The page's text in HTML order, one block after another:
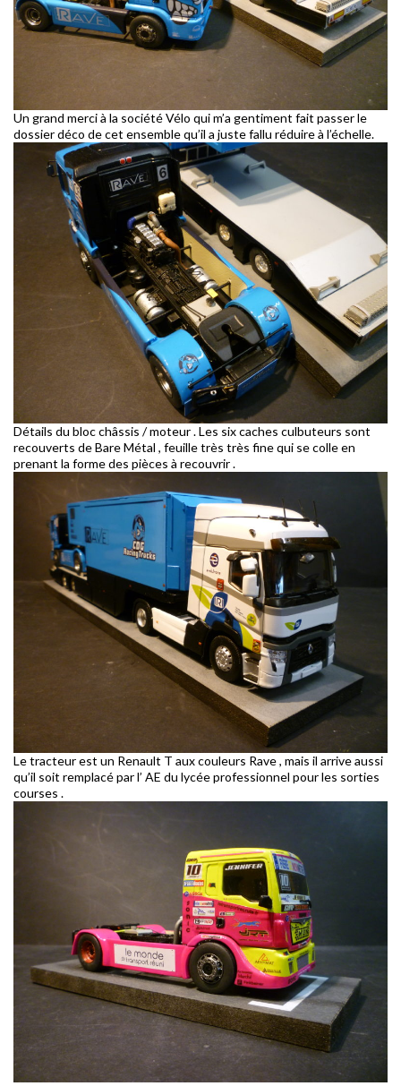
Un grand merci à la société Vélo qui m’a gentiment fait passer le
dossier déco de cet ensemble qu’il a juste fallu réduire à l’échelle.
Détails du bloc châssis / moteur . Les six caches culbuteurs sont
recouverts de Bare Métal , feuille très très fine qui se colle en
prenant la forme des pièces à recouvrir .
Le tracteur est un Renault T aux couleurs Rave , mais il arrive aussi
qu’il soit remplacé par l’ AE du lycée professionnel pour les sorties
courses .